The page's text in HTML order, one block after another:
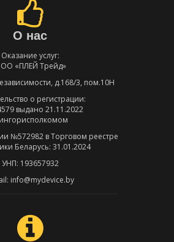
О нас
Оказание услуг:
«ПЛЕЙ Трейд»
д.168/3, пом.10Н
о регистрации:
выдано 21.11.2022
№572982 в Торговом реестре
Беларусь: 31.01.2024
УНП: 193657932
info@mydevice.by